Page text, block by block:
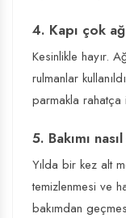
4. Kapı çok
Kesinlikle hayır.
rulmanlar
parmakla rahatça
5. Bakımı
Yılda bir kez alt
temizlenmesi ve
bakımdan